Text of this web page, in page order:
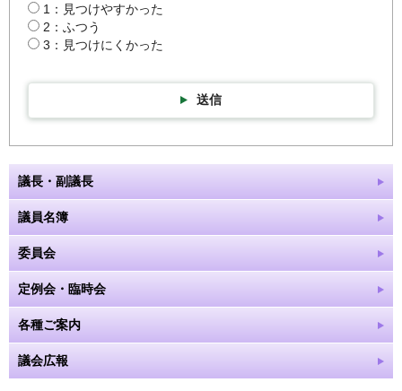
1：見つけやすかった
2：ふつう
3：見つけにくかった
送信
議長・副議長
議員名簿
委員会
定例会・臨時会
各種ご案内
議会広報